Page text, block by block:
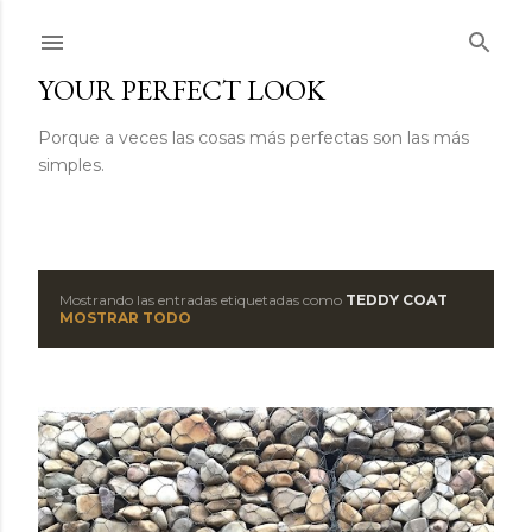
YOUR PERFECT LOOK
Porque a veces las cosas más perfectas son las más
simples.
t
r
a
Mostrando las entradas etiquetadas como TEDDY COAT
MOSTRAR TODO